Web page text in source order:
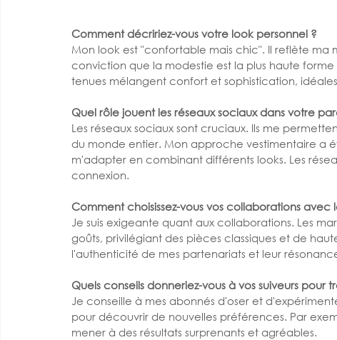
Comment décririez-vous votre look personnel ?
Mon look est "confortable mais chic". Il reflète
conviction que la modestie est la plus haute
tenues mélangent confort et sophistication,
Quel rôle jouent les réseaux sociaux dans votre
Les réseaux sociaux sont cruciaux. Ils me
du monde entier. Mon approche vestimentaire a
m'adapter en combinant différents looks. Les
connexion.
Comment choisissez-vous vos collaborations avec
Je suis exigeante quant aux collaborations. Les
goûts, privilégiant des pièces classiques et de
l'authenticité de mes partenariats et leur
Quels conseils donneriez-vous à vos suiveurs
Je conseille à mes abonnés d'oser et
pour découvrir de nouvelles préférences. Par
mener à des résultats surprenants et agréables.